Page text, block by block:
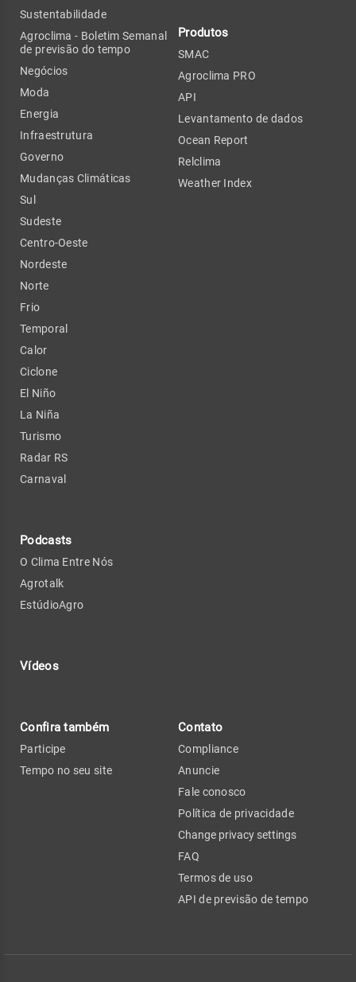
Sustentabilidade
Agroclima - Boletim Semanal
de previsão do tempo
Negócios
Moda
Energia
Infraestrutura
Governo
Mudanças Climáticas
Sul
Sudeste
Centro-Oeste
Nordeste
Norte
Frio
Temporal
Calor
Ciclone
El Niño
La Niña
Turismo
Radar RS
Carnaval
Podcasts
O Clima Entre Nós
Agrotalk
EstúdioAgro
Vídeos
Produtos
SMAC
Agroclima PRO
API
Levantamento de dados
Ocean Report
Relclima
Weather Index
Confira também
Participe
Tempo no seu site
Contato
Compliance
Anuncie
Fale conosco
Política de privacidade
Change privacy settings
FAQ
Termos de uso
API de previsão de tempo